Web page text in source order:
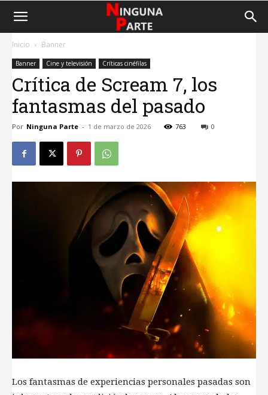
Inicio Banner
Banner Cine y televisión Críticas cinéfilas
Crítica de Scream 7, los
fantasmas del pasado
Por Ninguna Parte - 1 de marzo de 2026 763 0
Los fantasmas de experiencias personales pasadas son